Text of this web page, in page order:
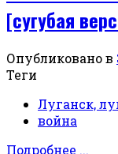
[сугубая
Опубликовано в
Теги
Луганск,
война
Подробнее ...